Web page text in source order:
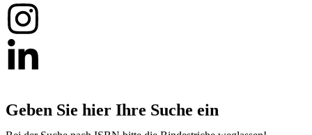
Geben Sie hier Ihre Suche ein